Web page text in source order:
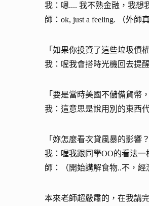
我：嗯.... 我不熟金融，我想
師：ok, just a feeling. （外師
「如果你投資了這些垃圾債
我：喔我會搭時光機回去提
「要是當時美國不儲備貨幣
我：這意思是說用別的東西
「妳怎麼看次貸風暴的影響？
我：喔我跟同學OO的看法
師：（開始講解食物..不，經
本來老師超嚴肅的，在我講